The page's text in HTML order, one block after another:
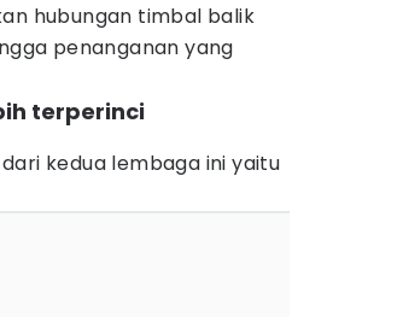
hubungan timbal balik
penanganan yang
terperinci
kedua lembaga ini yaitu